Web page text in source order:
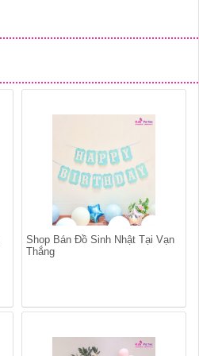
Shop Bán Đồ Sinh Nhật Tại Vạn
Thắng